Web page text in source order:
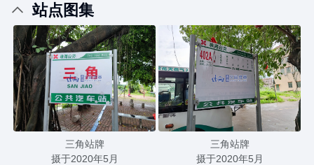
站点图集
三角站牌
摄于2020年5月
三角站牌
摄于2020年5月